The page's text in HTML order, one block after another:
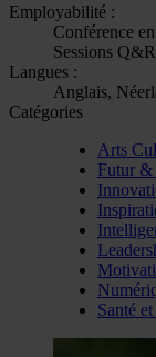
Employabilité :
Conférence
Sessions Q&R
Langues :
Anglais,
Catégories
Arts
Futur &
Santé